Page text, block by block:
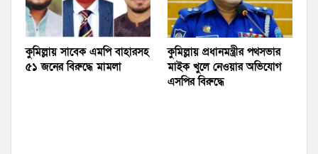
কুমিল্লায় সাবেক এমপি বাহারসহ
৫১ জনের বিরুদ্ধে মামলা
কুমিল্লায় প্রধানমন্ত্রীর পথসভার
মাইক খুলে নেওয়ার অভিযোগ
এসপির বিরুদ্ধে